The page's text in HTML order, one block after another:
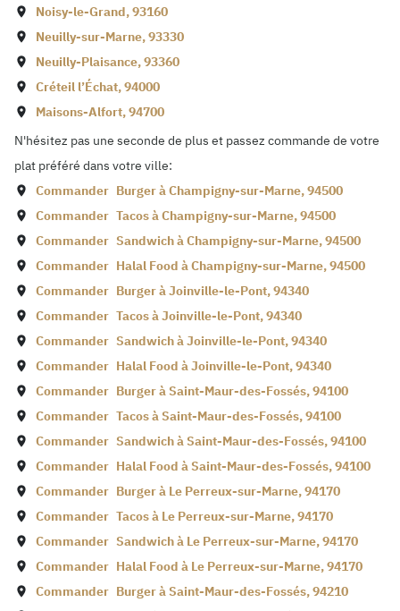
Noisy-le-Grand,93160
Neuilly-sur-Marne,93330
Neuilly-Plaisance,93360
Créteil l’Échat,94000
Maisons-Alfort,94700
N'hésitez pas une seconde de plus et passez commande de votre
plat préféré dans votre ville:
Commander Burger àChampigny-sur-Marne,94500
Commander Tacos àChampigny-sur-Marne,94500
Commander Sandwich àChampigny-sur-Marne,94500
Commander Halal Food àChampigny-sur-Marne,94500
Commander Burger àJoinville-le-Pont,94340
Commander Tacos àJoinville-le-Pont,94340
Commander Sandwich àJoinville-le-Pont,94340
Commander Halal Food àJoinville-le-Pont,94340
Commander Burger àSaint-Maur-des-Fossés,94100
Commander Tacos àSaint-Maur-des-Fossés,94100
Commander Sandwich àSaint-Maur-des-Fossés,94100
Commander Halal Food àSaint-Maur-des-Fossés,94100
Commander Burger à Le Perreux-sur-Marne,94170
Commander Tacos à Le Perreux-sur-Marne,94170
Commander Sandwich à Le Perreux-sur-Marne,94170
Commander Halal Food à Le Perreux-sur-Marne,94170
Commander Burger àSaint-Maur-des-Fossés,94210